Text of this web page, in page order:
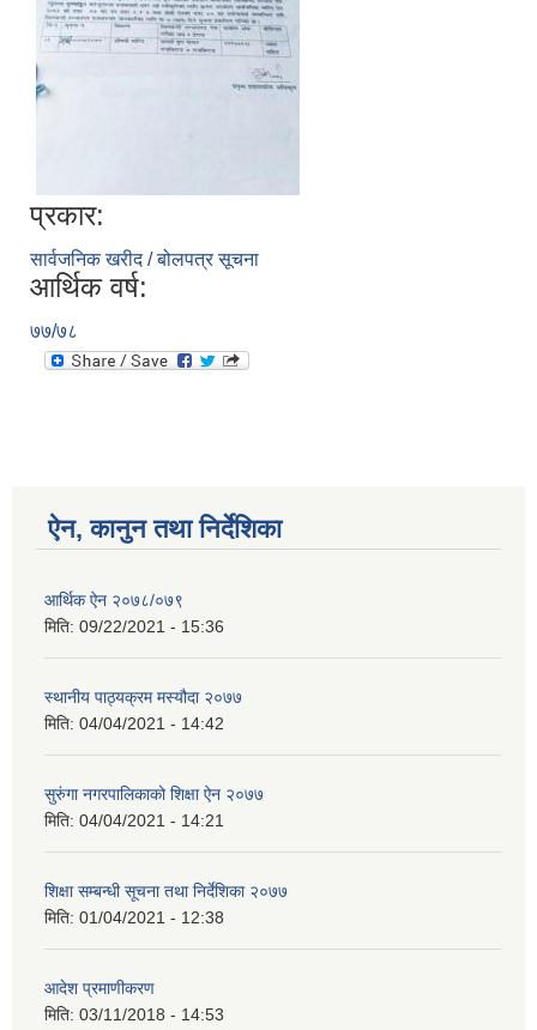
प्रकार:
सार्वजनिक खरीद / बोलपत्र सूचना
आर्थिक वर्ष:
७७/७८
ऐन, कानुन तथा निर्देशिका
आर्थिक ऐन २०७८/०७९
मिति: 09/22/2021 - 15:36
स्थानीय पाठ्यक्रम मस्यौदा २०७७
मिति: 04/04/2021 - 14:42
सुरुंगा नगरपालिकाको शिक्षा ऐन २०७७
मिति: 04/04/2021 - 14:21
शिक्षा सम्बन्धी सूचना तथा निर्देशिका २०७७
मिति: 01/04/2021 - 12:38
आदेश प्रमाणीकरण
मिति: 03/11/2018 - 14:53